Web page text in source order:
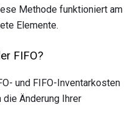
Methode funktioniert am
Elemente.
FIFO?
und FIFO-Inventarkosten
Änderung Ihrer